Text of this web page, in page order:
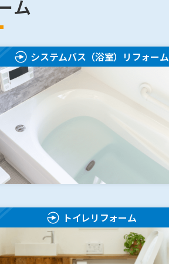
ム
システムバス（浴室）リフォーム
トイレリフォーム